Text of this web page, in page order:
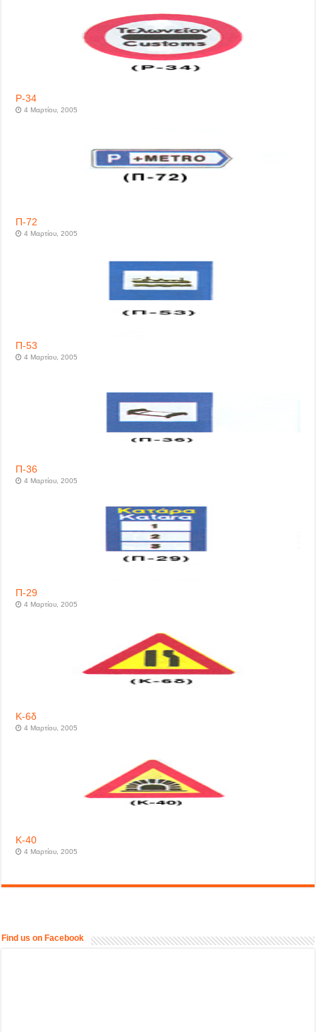
P-34
4 Μαρτίου, 2005
Π-72
4 Μαρτίου, 2005
Π-53
4 Μαρτίου, 2005
Π-36
4 Μαρτίου, 2005
Π-29
4 Μαρτίου, 2005
Κ-6δ
4 Μαρτίου, 2005
Κ-40
4 Μαρτίου, 2005
Find us on Facebook